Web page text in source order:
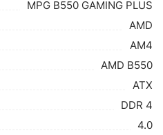
MPG B550 GAMING PLUS
AMD
AM4
AMD B550
ATX
DDR 4
4.0